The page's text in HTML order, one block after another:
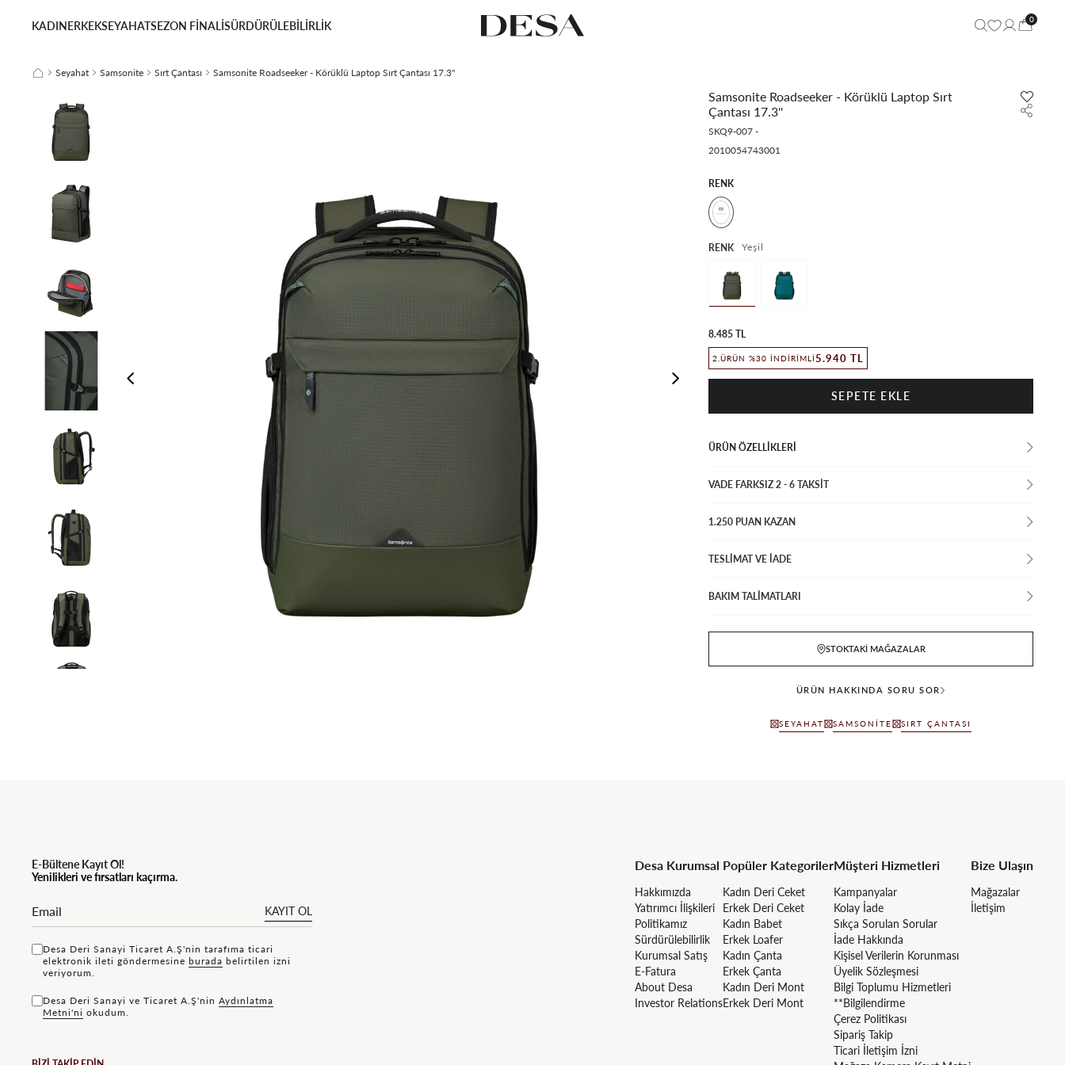
KADINERKEKSEYAHATSEZON FİNALİSÜRDÜRÜLEBİLİRLİK 0
Seyahat Samsonite Sırt Çantası Samsonite Roadseeker - Körüklü Laptop Sırt Çantası 17.3''
Samsonite Roadseeker - Körüklü Laptop Sırt
Çantası 17.3''
SKQ9-007 -
2010054743001
RENK
RENK Yeşil
8.485 TL
2.ÜRÜN %30 İNDIRIMLI 5.940 TL
ÜRÜN ÖZELLIKLERI
VADE FARKSIZ 2 - 6 TAKSIT
1.250 PUAN KAZAN
TESLİMAT VE İADE
BAKIM TALİMATLARI
STOKTAKI MAĞAZALAR
ÜRÜN HAKKINDA SORU SOR
SEYAHAT SAMSONITE SIRT ÇANTASI
E-Bültene Kayıt Ol!
Yenilikleri ve fırsatları kaçırma.
KAYIT OL
Desa Deri Sanayi Ticaret A.Ş'nin tarafıma ticari
elektronik ileti göndermesine bu rada belirtilen izni
veriyorum.
Desa Deri Sanayi ve Ticaret A.Ş'nin Aydınlatma
Metni'ni okudum.
Desa Kurumsal
Hakkımızda
Yatırımcı İlişkileri
Politikamız
Sürdürülebilirlik
Kurumsal Satış
E-Fatura
About Desa
Investor Relations
Popüler Kategoriler
Kadın Deri Ceket
Erkek Deri Ceket
Kadın Babet
Erkek Loafer
Kadın Çanta
Erkek Çanta
Kadın Deri Mont
Erkek Deri Mont
Müşteri Hizmetleri
Kampanyalar
Kolay İade
Sıkça Sorulan Sorular
İade Hakkında
Kişisel Verilerin Korunması
Üyelik Sözleşmesi
Bilgi Toplumu Hizmetleri
**Bilgilendirme
Çerez Politikası
Sipariş Takip
Ticari İletişim İzni
Bize Ulaşın
Mağazalar
İletişim